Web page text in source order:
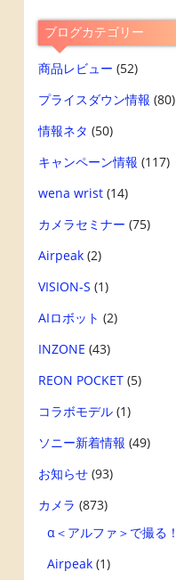
ブログカテゴリー
商品レビュー (52)
プライスダウン情報 (80)
情報ネタ (50)
キャンペーン情報 (117)
wena wrist(14)
カメラセミナー (75)
Airpeak(2)
VISION-S (1)
AIロボット (2)
INZONE (43)
REON POCKET(5)
コラボモデル(1)
ソニー新着情報 (49)
お知らせ(93)
カメラ (873)
α＜アルファ＞で撮る！
Airpeak(1)